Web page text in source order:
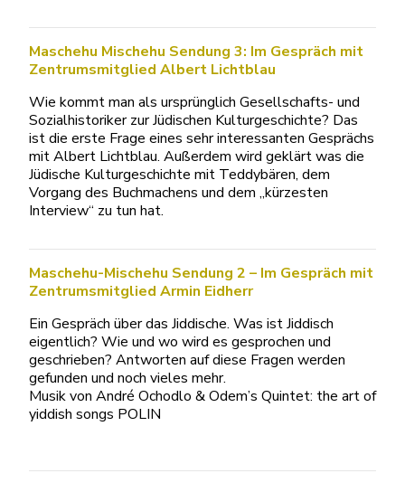
Maschehu Mischehu Sendung 3: Im Gespräch mit
Zentrumsmitglied Albert Lichtblau
Wie kommt man als ursprünglich Gesellschafts- und
Sozialhistoriker zur Jüdischen Kulturgeschichte? Das
ist die erste Frage eines sehr interessanten Gesprächs
mit Albert Lichtblau. Außerdem wird geklärt was die
Jüdische Kulturgeschichte mit Teddybären, dem
Vorgang des Buchmachens und dem „kürzesten
Interview“ zu tun hat.
Maschehu-Mischehu Sendung 2 – Im Gespräch mit
Zentrumsmitglied Armin Eidherr
Ein Gespräch über das Jiddische. Was ist Jiddisch
eigentlich? Wie und wo wird es gesprochen und
geschrieben? Antworten auf diese Fragen werden
gefunden und noch vieles mehr.
Musik von André Ochodlo & Odem’s Quintet: the art of
yiddish songs POLIN